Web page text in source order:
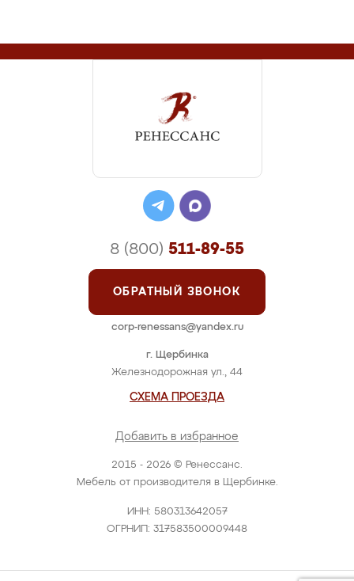
2015 - 2026 © Ренессанс.
Мебель от производителя в Щербинке.
ИНН: 580313642057
ОГРНИП: 317583500009448
г. Щербинка
Железнодорожная ул., 44
СХЕМА ПРОЕЗДА
Добавить в избранное
8 (800) 511-89-55
ОБРАТНЫЙ ЗВОНОК
corp-renessans@yandex.ru